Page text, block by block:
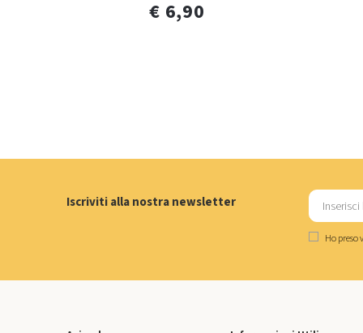
€ 6,90
Iscriviti alla nostra newsletter
Ho preso